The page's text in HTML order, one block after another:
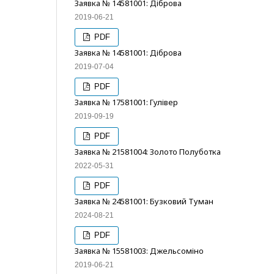
Заявка № 14581001: Діброва
2019-06-21
PDF
Заявка № 14581001: Діброва
2019-07-04
PDF
Заявка № 17581001: Гулівер
2019-09-19
PDF
Заявка № 21581004: Золото Полуботка
2022-05-31
PDF
Заявка № 24581001: Бузковий Туман
2024-08-21
PDF
Заявка № 15581003: Джельсоміно
2019-06-21